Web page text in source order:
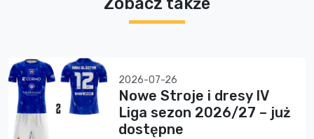
2026-07-26
Nowe Stroje i dresy IV
Liga sezon 2026/27 – już
dostępne